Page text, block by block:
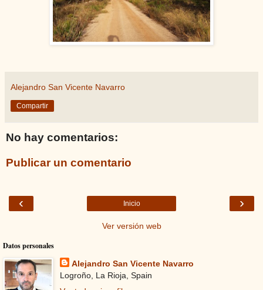
Alejandro San Vicente Navarro
Compartir
No hay comentarios:
Publicar un comentario
‹ ›
Inicio
Ver versión web
Datos personales
Alejandro San Vicente Navarro
Logroño, La Rioja, Spain